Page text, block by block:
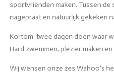
sportvrienden maken. Tussen
nagepraat en natuurlijk gekeken
Kortom: twee dagen doen waar
Hard zwemmen, plezier maken
Wij wensen onze zes Wahoo's